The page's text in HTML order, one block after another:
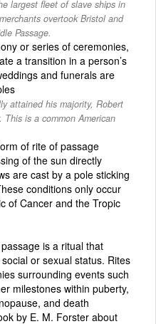
largest fleet of slave ships in
overtook Bristol and
Passage.
or series of ceremonies,
a transition in a person’s
and funerals are
attained his majority, Robert
is a common American
of rite of passage
of the sun directly
are cast by a pole sticking
conditions only occur
of Cancer and the Tropic
is a ritual that
or sexual status. Rites
surrounding events such
milestones within puberty,
and death
by E. M. Forster about